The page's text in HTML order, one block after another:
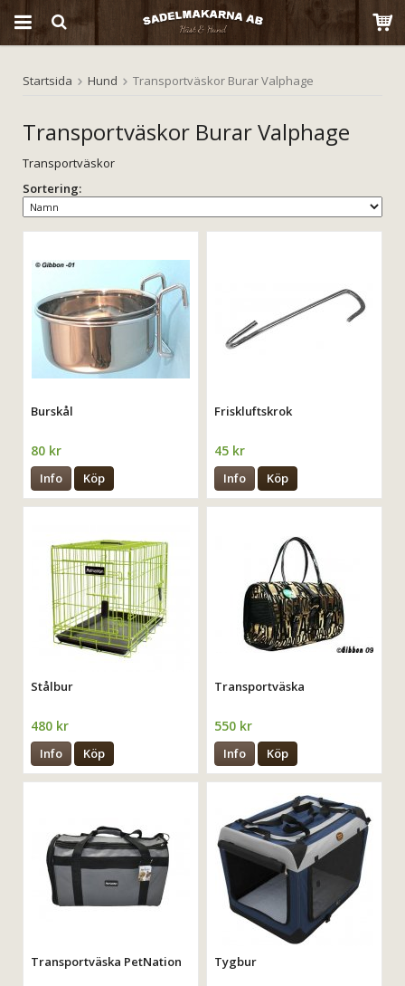
Produkten har blivit tillagd i varukorgen
Startsida Hund Transportväskor Burar Valphage
Transportväskor Burar Valphage
Transportväskor
Sortering:
Burskål
80 kr
Info Köp
Friskluftskrok
45 kr
Info Köp
Stålbur
480 kr
Info Köp
Transportväska
550 kr
Info Köp
Transportväska PetNation Tygbur